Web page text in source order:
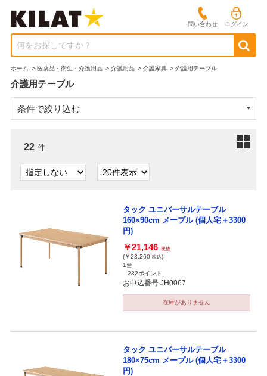
問い合わせ ログイン
何をお探しですか？
ホーム > 医薬品・衛生・介護用品 > 介護用品 > 介護家具 > 介護用テーブル
介護用テーブル
条件で絞り込む
22 件
タック ユニバーサルテーブル
160×90cm メープル (個人宅＋3300
円)
￥21,146 税抜
(￥23,260 税込)
1台
232ポイント
お申込番号 JH0067
在庫がありません
タック ユニバーサルテーブル
180×75cm メープル (個人宅＋3300
円)